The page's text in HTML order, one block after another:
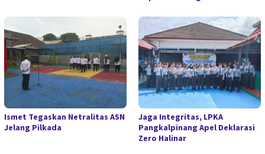
Ismet Tegaskan Netralitas ASN
Jelang Pilkada
Jaga Integritas, LPKA
Pangkalpinang Apel Deklarasi
Zero Halinar